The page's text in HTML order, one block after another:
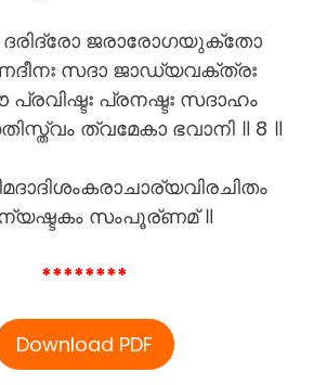
ജരാരോഗയുക്തോ
സദാ ജാഡ്യവക്ത്രഃ
പ്രനഷ്ടഃ സദാഹം
ത്വമേകാ ഭവാനി ॥ 8 ॥
സംപൂര്ണമ് ॥
********
Download PDF